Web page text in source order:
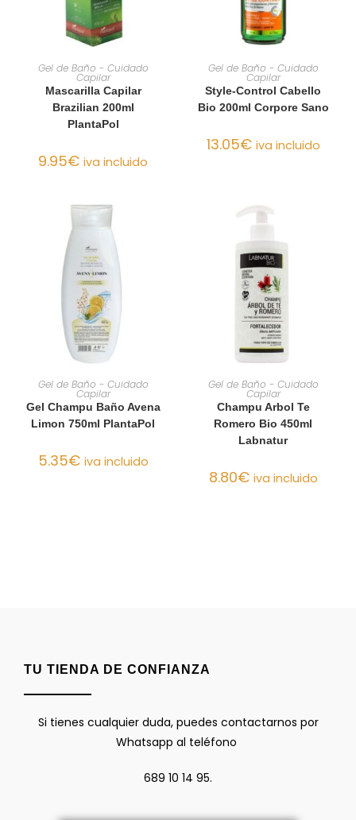
AÑADIR AL CARRITO
Gel de Baño - Cuidado
Capilar
Mascarilla Capilar
Brazilian 200ml
PlantaPol
9.95€ iva incluido
AÑADIR AL CARRITO
Gel de Baño - Cuidado
Capilar
Style-Control Cabello
Bio 200ml Corpore Sano
13.05€ iva incluido
AÑADIR AL CARRITO
Gel de Baño - Cuidado
Capilar
Gel Champu Baño Avena
Limon 750ml PlantaPol
5.35€ iva incluido
AÑADIR AL CARRITO
Gel de Baño - Cuidado
Capilar
Champu Arbol Te
Romero Bio 450ml
Labnatur
8.80€ iva incluido
TU TIENDA DE CONFIANZA
Si tienes cualquier duda, puedes contactarnos por
Whatsapp al teléfono
689 10 14 95.